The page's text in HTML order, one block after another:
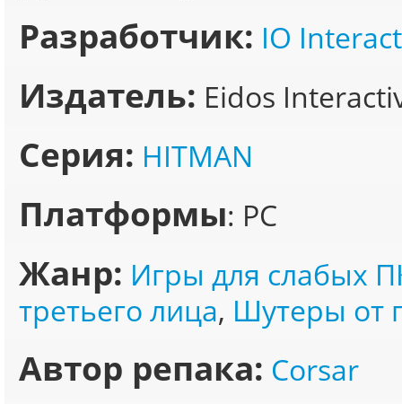
Разработчик: IO
Издатель: Eidos
Серия: HITMAN
Платформы: PC
Жанр: Игры для слабых
третьего лица, Шутеры от
Автор репака: Corsar